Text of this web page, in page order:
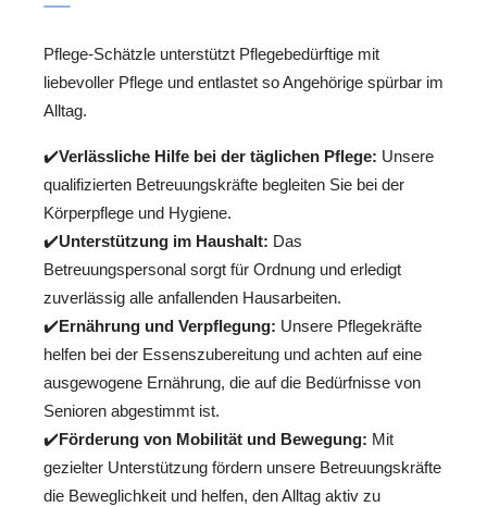
Pflege-Schätzle unterstützt Pflegebedürftige mit
liebevoller Pflege und entlastet so Angehörige spürbar im
Alltag.
✔️Verlässliche Hilfe bei der täglichen Pflege: Unsere
qualifizierten Betreuungskräfte begleiten Sie bei der
Körperpflege und Hygiene.
✔️Unterstützung im Haushalt: Das
Betreuungspersonal sorgt für Ordnung und erledigt
zuverlässig alle anfallenden Hausarbeiten.
✔️Ernährung und Verpflegung: Unsere Pflegekräfte
helfen bei der Essenszubereitung und achten auf eine
ausgewogene Ernährung, die auf die Bedürfnisse von
Senioren abgestimmt ist.
✔️Förderung von Mobilität und Bewegung: Mit
gezielter Unterstützung fördern unsere Betreuungskräfte
die Beweglichkeit und helfen, den Alltag aktiv zu